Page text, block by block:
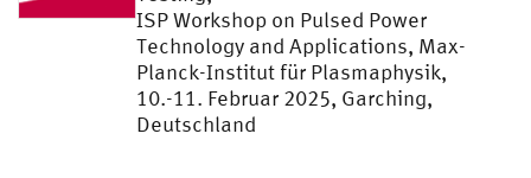
ISP Workshop on Pulsed Power
Technology and Applications, Max-
Planck-Institut für Plasmaphysik,
10.-11. Februar 2025, Garching,
Deutschland